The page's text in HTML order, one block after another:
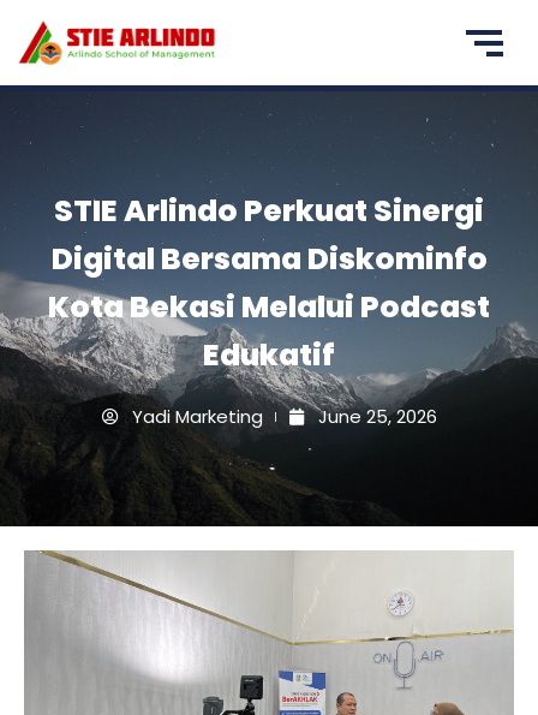
STIE Arlindo Perkuat Sinergi
Digital Bersama Diskominfo
Kota Bekasi Melalui Podcast
Edukatif
Yadi Marketing June 25, 2026